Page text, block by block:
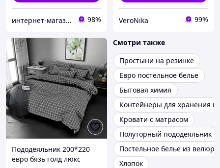
интернет-магазин "Вилена Текстиль" 98% VeroNika 99%
Пододеяльник 200*220
евро бязь голд люкс
Смотри также
Простыни на резинке
Евро постельное белье
Бытовая химия
Контейнеры для хранения
Кровати с матрасом
Полуторный пододеяльник
Постельное белье из велюра
Хлопок